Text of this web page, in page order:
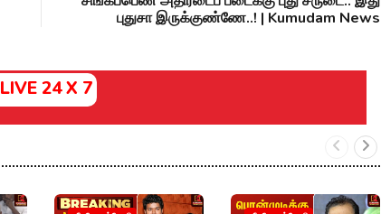
புதுசா இருக்குண்ணே..! | Kumudam News
LIVE 24 X 7